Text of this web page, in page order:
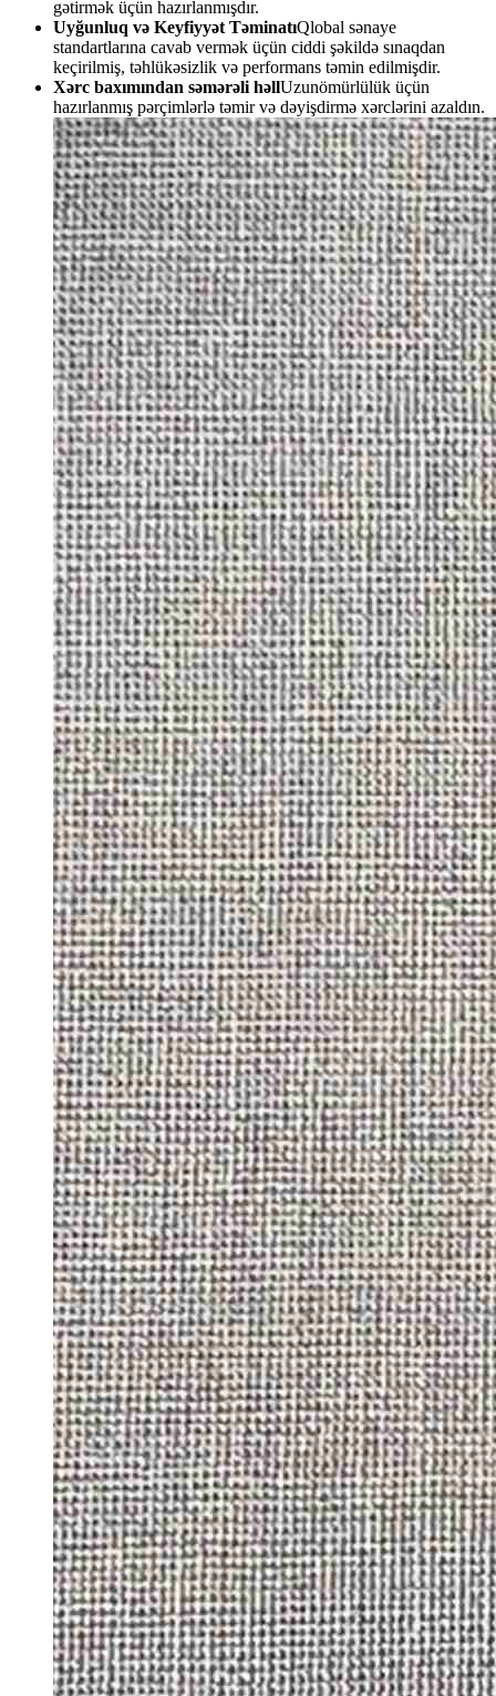
gətirmək üçün hazırlanmışdır.
Uyğunluq və Keyfiyyət TəminatıQlobal sənaye
standartlarına cavab vermək üçün ciddi şəkildə sınaqdan
keçirilmiş, təhlükəsizlik və performans təmin edilmişdir.
Xərc baxımından səmərəli həllUzunömürlülük üçün
hazırlanmış pərçimlərlə təmir və dəyişdirmə xərclərini azaldın.